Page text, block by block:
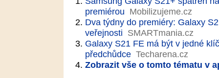
premiérou Mobilizujeme.cz
Dva týdny do premiéry: Galaxy
veřejnosti SMARTmania.cz
Galaxy S21 FE má být v jedné
předchůdce Techarena.cz
Zobrazit vše o tomto tématu v